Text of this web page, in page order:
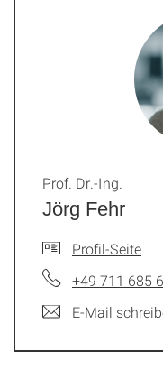
Jörg Fehr
Prof. Dr.-Ing.
Profil-Seite
+49 711 685
E-Mail